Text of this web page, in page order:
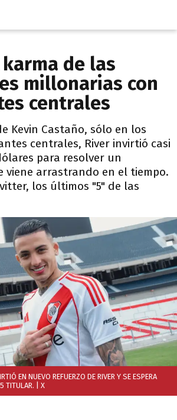
de las
millonarias con
centrales
Kevin Castaño, sólo en los
centrales, River invirtió casi
para resolver un
viene arrastrando en el tiempo.
los últimos "5" de las
EN NUEVO REFUERZO DE RIVER Y SE ESPERA
TITULAR. | X